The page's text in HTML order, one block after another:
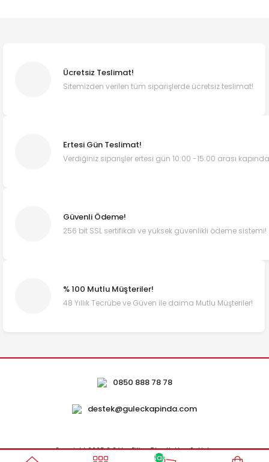
NaN
Ücretsiz Teslimat!
Sitemizden verilen tüm siparişlerde ücretsiz teslimat!
Ertesi Gün Teslimat!
Verdiğiniz siparişler ertesi gün 10:00 -15:00 arası
Güvenli Ödeme!
256 bit SSL sertifikalı ve yüksek güvenlikli ödeme sistemi!
% 100 Mutlu Müşteriler!
48 Yıllık Tecrübe ve Güven ile daima Mutlu Müşteriler!
0850 888 78 78
destek@guleckapinda.com
Copyright 2025 © Güleç Piliç - Tüm Hakları Saklıdır.